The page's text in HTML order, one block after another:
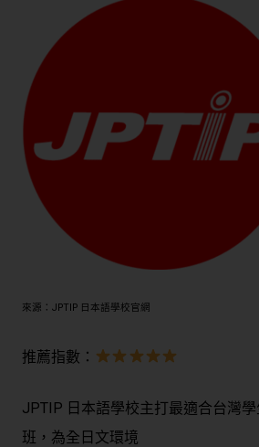
來源：JPTIP 日本語學校官網
推薦指數：
JPTIP 日本語學校主打最適合台灣
班，為全日文環境